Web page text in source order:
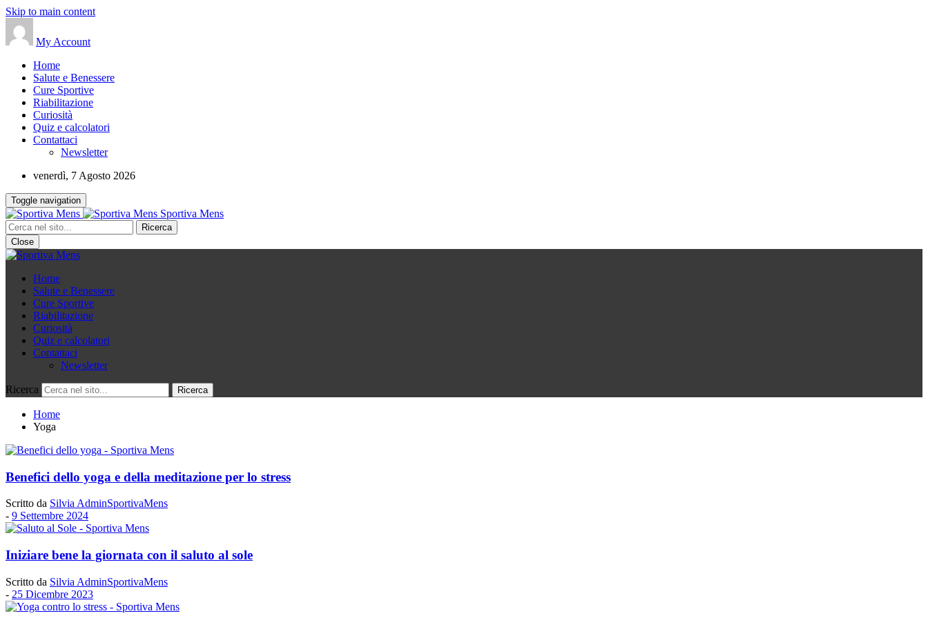
Skip to main content
My Account
Home
Salute e Benessere
Cure Sportive
Riabilitazione
Curiosità
Quiz e calcolatori
Contattaci
Newsletter
venerdì, 7 Agosto 2026
Toggle navigation
Sportiva Mens
Close
Home
Salute e Benessere
Cure Sportive
Riabilitazione
Curiosità
Quiz e calcolatori
Contattaci
Newsletter
Ricerca
Home
Yoga
Benefici dello yoga e della meditazione per lo stress
Scritto da Silvia AdminSportivaMens
- 9 Settembre 2024
Iniziare bene la giornata con il saluto al sole
Scritto da Silvia AdminSportivaMens
- 25 Dicembre 2023